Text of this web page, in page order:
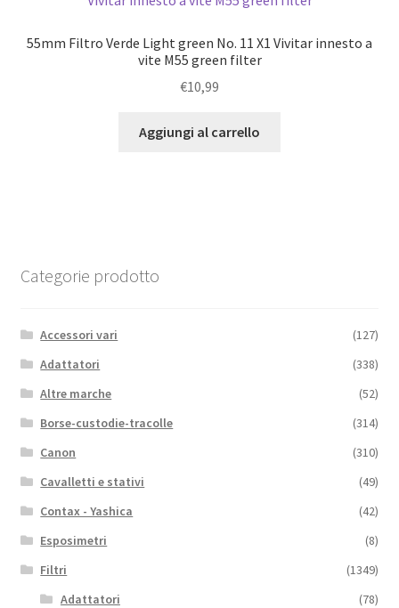
55mm Filtro Verde Light green No. 11 X1 Vivitar innesto a
vite M55 green filter
€10,99
Aggiungi al carrello
Categorie prodotto
Accessori vari
(127)
Adattatori
(338)
Altre marche
(52)
Borse-custodie-tracolle
(314)
Canon
(310)
Cavalletti e stativi
(49)
Contax - Yashica
(42)
Esposimetri
(8)
Filtri
(1349)
Adattatori
(78)